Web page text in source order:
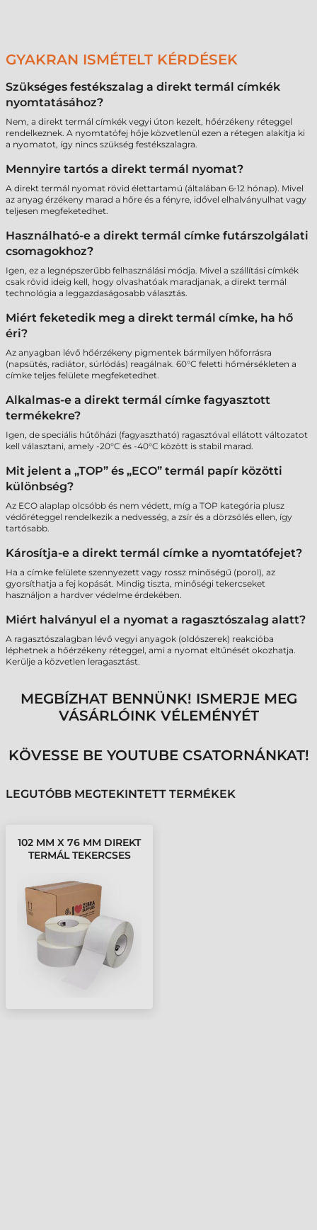
GYAKRAN ISMÉTELT KÉRDÉSEK
Szükséges festékszalag a direkt termál címkék
nyomtatásához?
Nem, a direkt termál címkék vegyi úton kezelt, hőérzékeny réteggel
rendelkeznek. A nyomtatófej hője közvetlenül ezen a rétegen alakítja ki
a nyomatot, így nincs szükség festékszalagra.
Mennyire tartós a direkt termál nyomat?
A direkt termál nyomat rövid élettartamú (általában 6-12 hónap). Mivel
az anyag érzékeny marad a hőre és a fényre, idővel elhalványulhat vagy
teljesen megfeketedhet.
Használható-e a direkt termál címke futárszolgálati
csomagokhoz?
Igen, ez a legnépszerűbb felhasználási módja. Mivel a szállítási címkék
csak rövid ideig kell, hogy olvashatóak maradjanak, a direkt termál
technológia a leggazdaságosabb választás.
Miért feketedik meg a direkt termál címke, ha hő
éri?
Az anyagban lévő hőérzékeny pigmentek bármilyen hőforrásra
(napsütés, radiátor, súrlódás) reagálnak. 60°C feletti hőmérsékleten a
címke teljes felülete megfeketedhet.
Alkalmas-e a direkt termál címke fagyasztott
termékekre?
Igen, de speciális hűtőházi (fagyasztható) ragasztóval ellátott változatot
kell választani, amely -20°C és -40°C között is stabil marad.
Mit jelent a „TOP” és „ECO” termál papír közötti
különbség?
Az ECO alaplap olcsóbb és nem védett, míg a TOP kategória plusz
védőréteggel rendelkezik a nedvesség, a zsír és a dörzsölés ellen, így
tartósabb.
Károsítja-e a direkt termál címke a nyomtatófejet?
Ha a címke felülete szennyezett vagy rossz minőségű (porol), az
gyorsíthatja a fej kopását. Mindig tiszta, minőségi tekercseket
használjon a hardver védelme érdekében.
Miért halványul el a nyomat a ragasztószalag alatt?
A ragasztószalagban lévő vegyi anyagok (oldószerek) reakcióba
léphetnek a hőérzékeny réteggel, ami a nyomat eltűnését okozhatja.
Kerülje a közvetlen leragasztást.
MEGBÍZHAT BENNÜNK! ISMERJE MEG
VÁSÁRLÓINK VÉLEMÉNYÉT
KÖVESSE BE YOUTUBE CSATORNÁNKAT!
LEGUTÓBB MEGTEKINTETT TERMÉKEK
102 MM X 76 MM DIREKT
TERMÁL TEKERCSES
2110 CÍMKE/TEKERCS )